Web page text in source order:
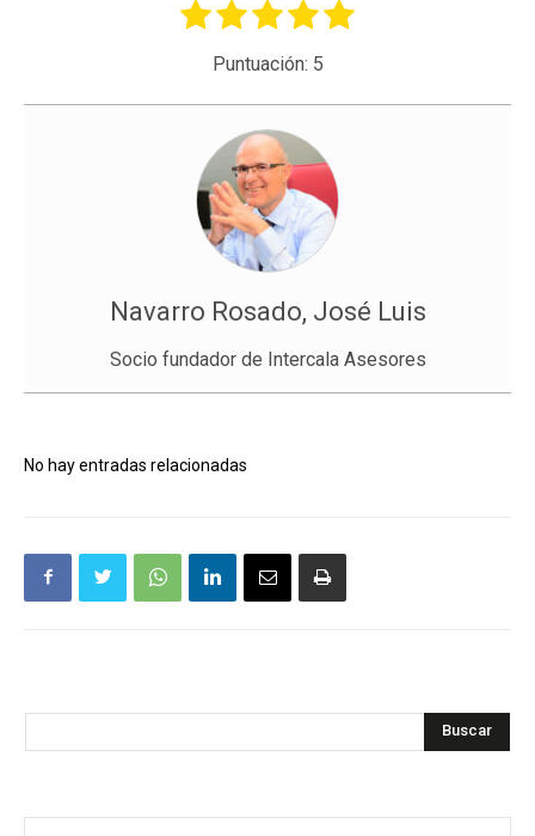
Puntuación: 5
Navarro Rosado, José Luis
Socio fundador de Intercala Asesores
No hay entradas relacionadas
Buscar